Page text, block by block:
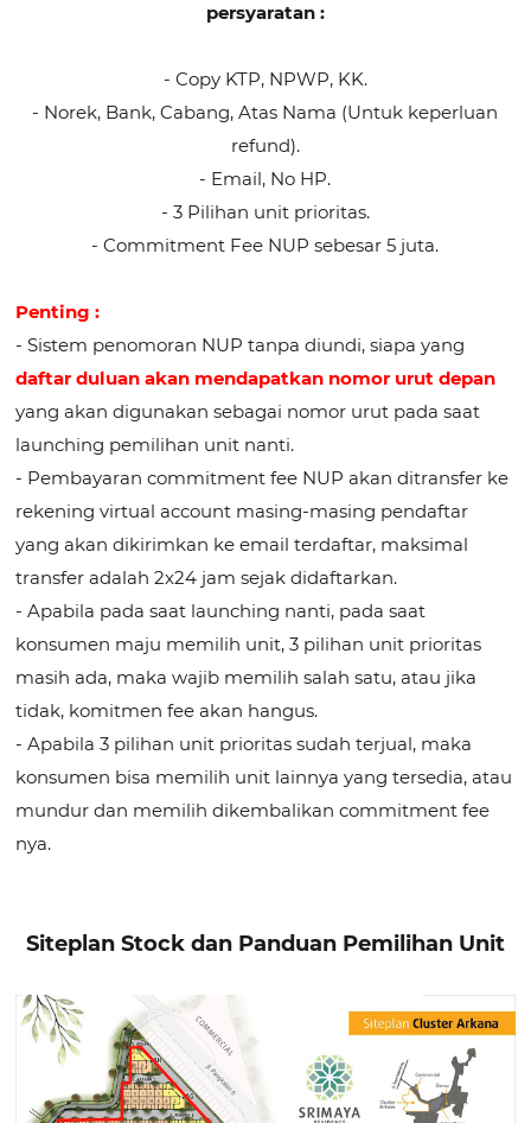
persyaratan :
- Copy KTP, NPWP, KK.
- Norek, Bank, Cabang, Atas Nama (Untuk keperluan
refund).
- Email, No HP.
- 3 Pilihan unit prioritas.
- Commitment Fee NUP sebesar 5 juta.
Penting :
- Sistem penomoran NUP tanpa diundi, siapa yang
daftar duluan akan mendapatkan nomor urut depan
yang akan digunakan sebagai nomor urut pada saat
launching pemilihan unit nanti.
- Pembayaran commitment fee NUP akan ditransfer ke
rekening virtual account masing-masing pendaftar
yang akan dikirimkan ke email terdaftar, maksimal
transfer adalah 2x24 jam sejak didaftarkan.
- Apabila pada saat launching nanti, pada saat
konsumen maju memilih unit, 3 pilihan unit prioritas
masih ada, maka wajib memilih salah satu, atau jika
tidak, komitmen fee akan hangus.
- Apabila 3 pilihan unit prioritas sudah terjual, maka
konsumen bisa memilih unit lainnya yang tersedia, atau
mundur dan memilih dikembalikan commitment fee
nya.
Siteplan Stock dan Panduan Pemilihan Unit